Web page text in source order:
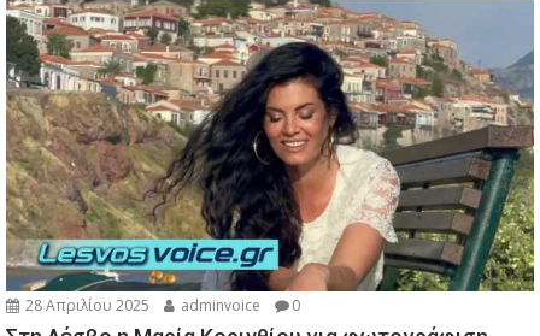
28 Απριλίου 2025 adminvoice 0